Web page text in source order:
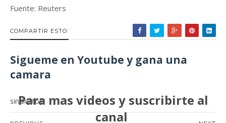
Fuente: Reuters
COMPARTIR ESTO:
Sigueme en Youtube y gana una
camara
Para mas videos y suscribirte al
canal
sindicatos